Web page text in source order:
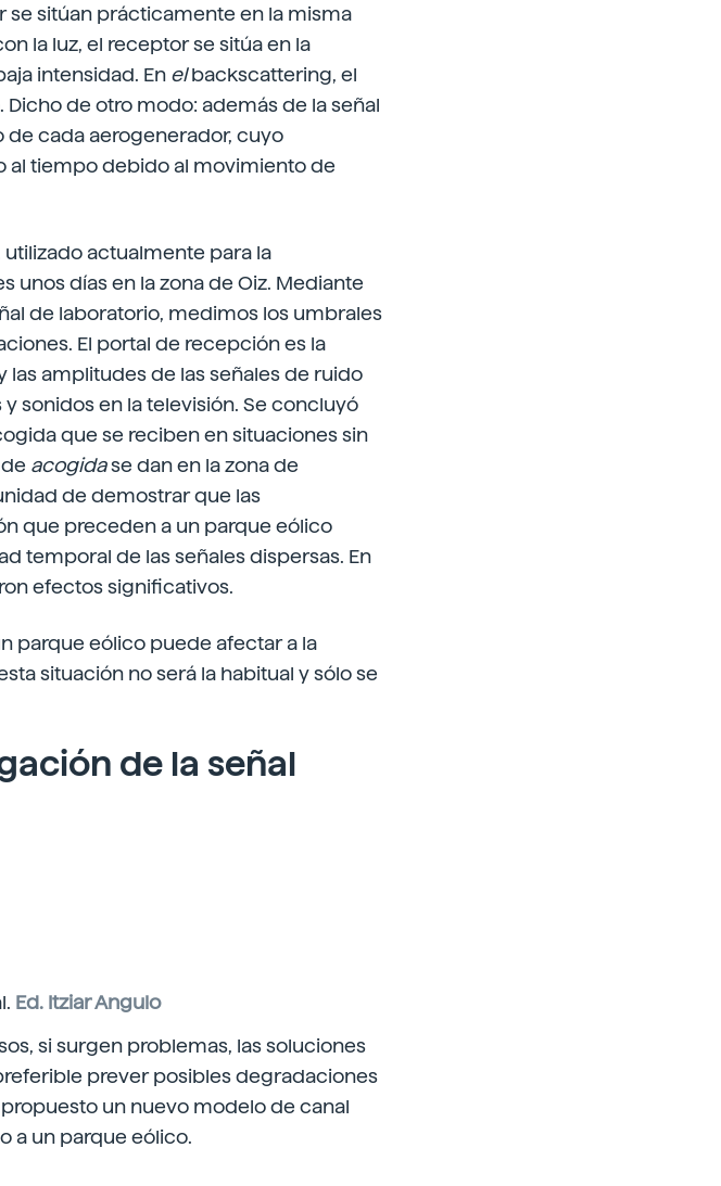
se sitúan prácticamente en la misma
la luz, el receptor se sitúa en la
intensidad. En elbackscattering, el
de otro modo: además de la señal
cada aerogenerador, cuyo
tiempo debido al movimiento de
utilizado actualmente para la
unos días en la zona de Oiz. Mediante
de laboratorio, medimos los umbrales
El portal de recepción es la
las amplitudes de las señales de ruido
sonidos en la televisión. Se concluyó
que se reciben en situaciones sin
acogidase dan en la zona de
de demostrar que las
que preceden a un parque eólico
temporal de las señales dispersas. En
efectos significativos.
parque eólico puede afectar a la
situación no será la habitual y sólo se
de la señal
Ed. Itziar Angulo
si surgen problemas, las soluciones
prever posibles degradaciones
un nuevo modelo de canal
a un parque eólico.